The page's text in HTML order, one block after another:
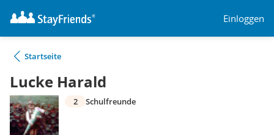
Einloggen
Startseite
Lucke Harald
2 Schulfreunde